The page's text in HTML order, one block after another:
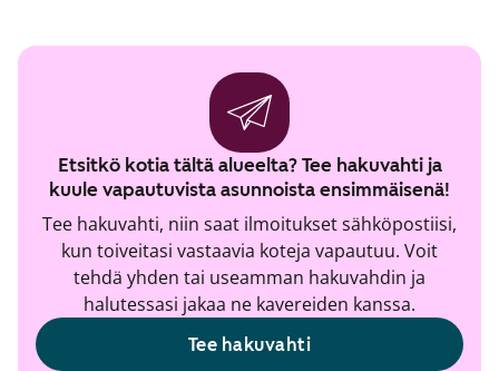
Etsitkö kotia tältä alueelta? Tee hakuvahti ja
kuule vapautuvista asunnoista ensimmäisenä!
Tee hakuvahti, niin saat ilmoitukset sähköpostiisi,
kun toiveitasi vastaavia koteja vapautuu. Voit
tehdä yhden tai useamman hakuvahdin ja
halutessasi jakaa ne kavereiden kanssa.
Tee hakuvahti